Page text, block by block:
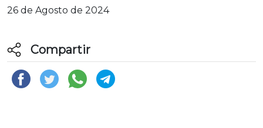
26 de Agosto de 2024
Compartir